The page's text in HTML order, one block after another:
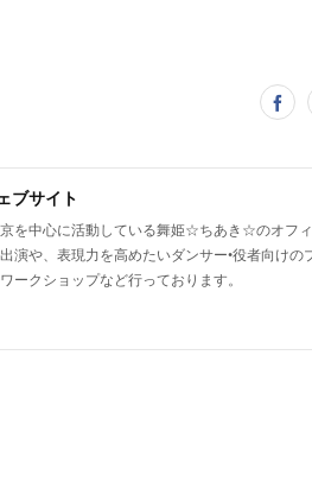
ブサイト
を中心に活動している舞姫☆ちあき☆のオフ
演や、表現力を高めたいダンサー•役者向けの
ークショップなど行っております。